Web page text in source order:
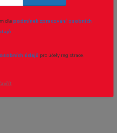
dlepodmínek zpracování osobních
.
údajů pro účely registrace.